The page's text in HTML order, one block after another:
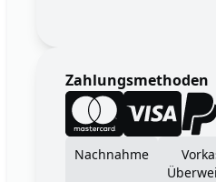
Zahlungsmethoden
Nachnahme